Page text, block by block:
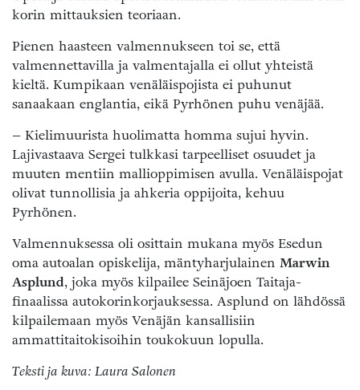
korin mittauksien teoriaan.
Pienen haasteen valmennukseen toi se, että
valmennettavilla ja valmentajalla ei ollut yhteistä
kieltä. Kumpikaan venäläispojista ei puhunut
sanaakaan englantia, eikä Pyrhönen puhu venäjää.
– Kielimuurista huolimatta homma sujui hyvin.
Lajivastaava Sergei tulkkasi tarpeelliset osuudet ja
muuten mentiin mallioppimisen avulla. Venäläispojat
olivat tunnollisia ja ahkeria oppijoita, kehuu
Pyrhönen.
Valmennuksessa oli osittain mukana myös Esedun
oma autoalan opiskelija, mäntyharjulainen Marwin
Asplund, joka myös kilpailee Seinäjoen Taitaja-
finaalissa autokorinkorjauksessa. Asplund on lähdössä
kilpailemaan myös Venäjän kansallisiin
ammattitaitokisoihin toukokuun lopulla.
Teksti ja kuva: Laura Salonen